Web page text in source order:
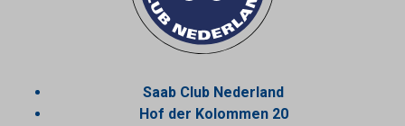
Saab Club Nederland
Hof der Kolommen 20